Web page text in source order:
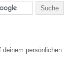
deinem persönlichen